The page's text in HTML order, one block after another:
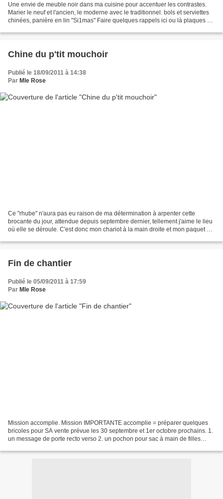
Une envie de meuble noir dans ma cuisine pour accentuer les contrastes.
Marier le neuf et l'ancien, le moderne avec le traditionnel. bols et serviettes
chinées, panière en lin "Si1mas" Faire quelques rappels ici ou là plaques en
Chine du p'tit mouchoir
Publié le 18/09/2011 à 14:38
Par Mle Rose
Ce "rhube" n'aura pas eu raison de ma détermination à arpenter cette
brocante du jour, attendue depuis septembre dernier, tellement j'aime le lieu
où elle se déroule. C'est donc mon chariot à la main droite et mon paquet de
Fin de chantier
Publié le 05/09/2011 à 17:59
Par Mle Rose
Mission accomplie. Mission IMPORTANTE accomplie = préparer quelques
bricoles pour SA vente prévue les 30 septembre et 1er octobre prochains. 1.
un message de porte recto verso 2. un pochon pour sac à main de filles